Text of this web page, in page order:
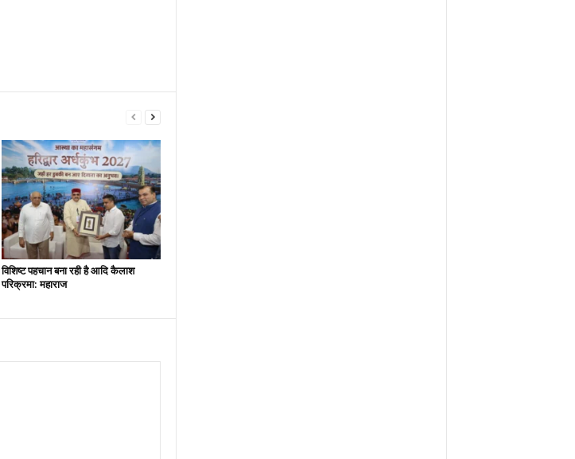
विशिष्ट पहचान बना रही है आदि कैलाश
परिक्रमा: महाराज